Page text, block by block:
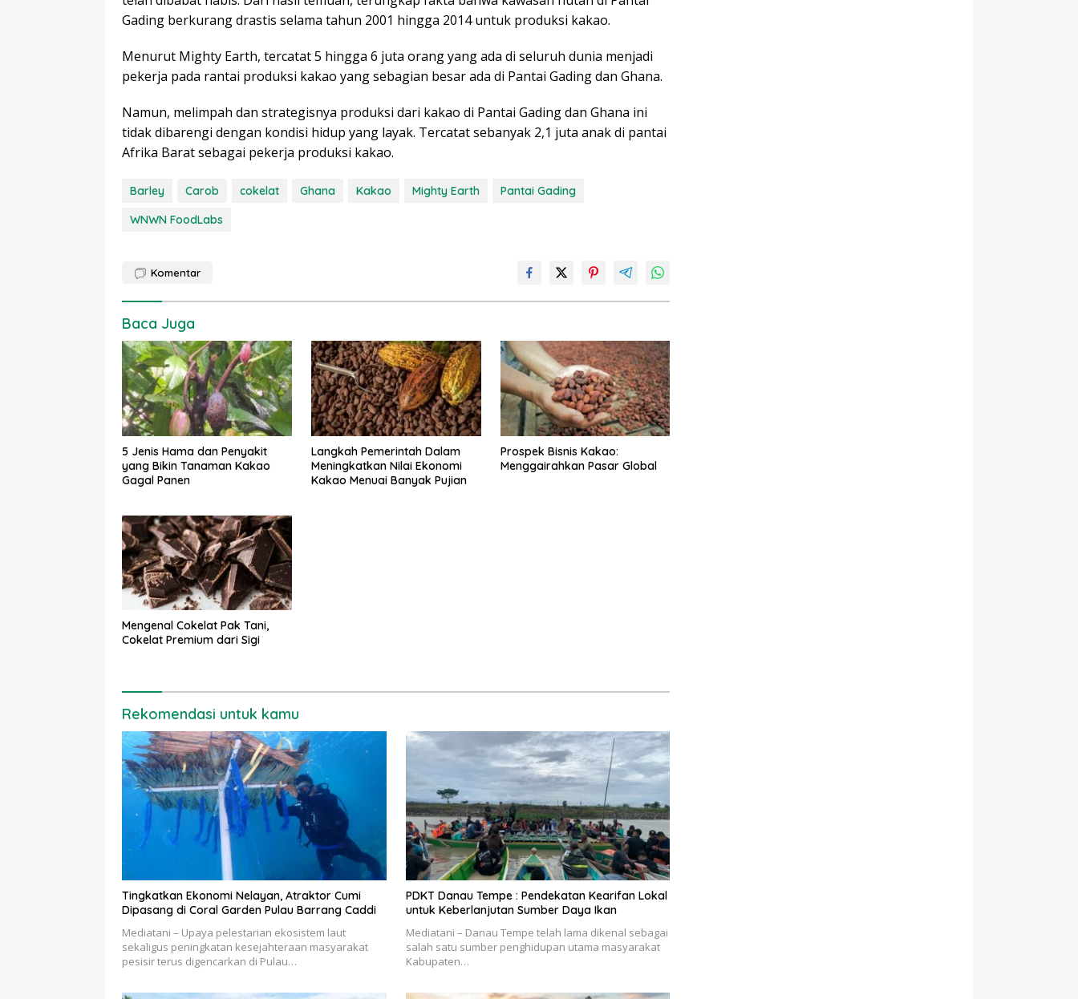
Gading berkurang drastis selama tahun 2001 hingga 2014 untuk produksi kakao.
Menurut Mighty Earth, tercatat 5 hingga 6 juta orang yang ada di seluruh dunia menjadi
pekerja pada rantai produksi kakao yang sebagian besar ada di Pantai Gading dan Ghana.
Namun, melimpah dan strategisnya produksi dari kakao di Pantai Gading dan Ghana ini
tidak dibarengi dengan kondisi hidup yang layak. Tercatat sebanyak 2,1 juta anak di pantai
Afrika Barat sebagai pekerja produksi kakao.
Barley Carob cokelat Ghana Kakao Mighty Earth
Pantai Gading
WNWN FoodLabs
Komentar
Baca Juga
5 Jenis Hama dan Penyakit
yang Bikin Tanaman Kakao
Gagal Panen
Langkah Pemerintah Dalam
Meningkatkan Nilai Ekonomi
Kakao Menuai Banyak Pujian
Prospek Bisnis Kakao:
Menggairahkan Pasar Global
Mengenal Cokelat Pak Tani,
Cokelat Premium dari Sigi
Rekomendasi untuk kamu
Tingkatkan Ekonomi Nelayan, Atraktor Cumi
Dipasang di Coral Garden Pulau Barrang Caddi
Mediatani – Upaya pelestarian ekosistem laut
sekaligus peningkatan kesejahteraan masyarakat
pesisir terus digencarkan di Pulau…
PDKT Danau Tempe : Pendekatan Kearifan Lokal
untuk Keberlanjutan Sumber Daya Ikan
Mediatani – Danau Tempe telah lama dikenal sebagai
salah satu sumber penghidupan utama masyarakat
Kabupaten…